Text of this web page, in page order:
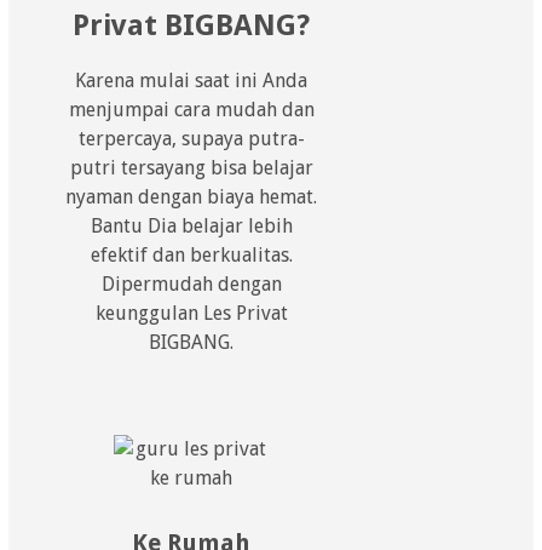
Privat BIGBANG?
Karena mulai saat ini Anda
menjumpai cara mudah dan
terpercaya, supaya putra-
putri tersayang bisa belajar
nyaman dengan biaya hemat.
Bantu Dia belajar lebih
efektif dan berkualitas.
Dipermudah dengan
keunggulan Les Privat
BIGBANG.
Ke Rumah